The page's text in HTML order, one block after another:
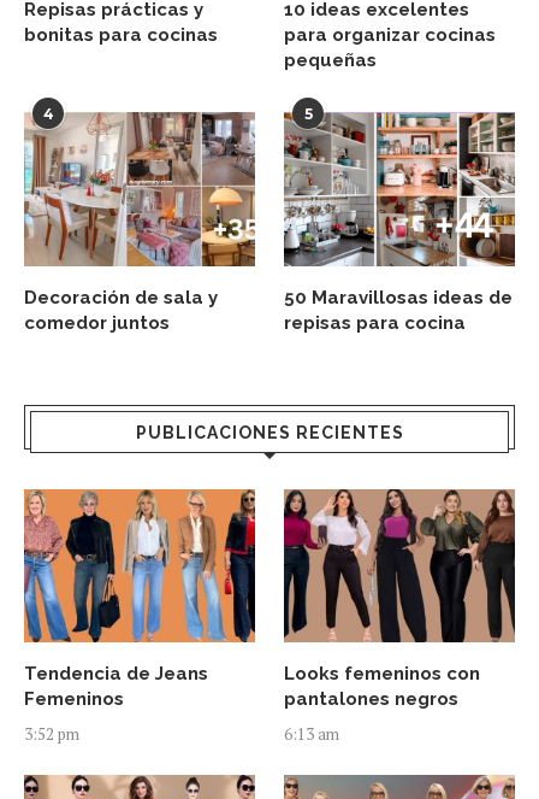
Repisas prácticas y
bonitas para cocinas
10 ideas excelentes
para organizar cocinas
pequeñas
4
Decoración de sala y
comedor juntos
5
50 Maravillosas ideas de
repisas para cocina
PUBLICACIONES RECIENTES
Tendencia de Jeans
Femeninos
3:52 pm
Looks femeninos con
pantalones negros
6:13 am